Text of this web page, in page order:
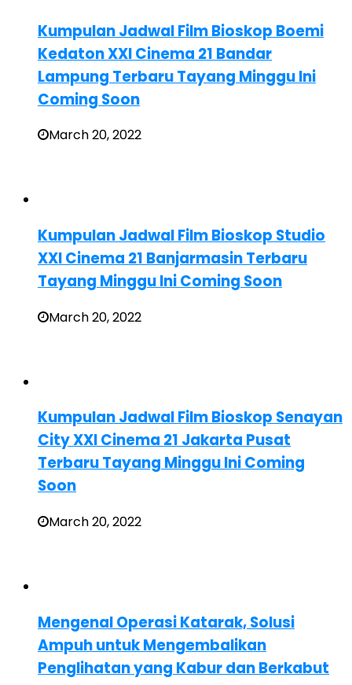
Kumpulan Jadwal Film Bioskop Boemi
Kedaton XXI Cinema 21 Bandar
Lampung Terbaru Tayang Minggu Ini
Coming Soon
March 20, 2022
Kumpulan Jadwal Film Bioskop Studio
XXI Cinema 21 Banjarmasin Terbaru
Tayang Minggu Ini Coming Soon
March 20, 2022
Kumpulan Jadwal Film Bioskop Senayan
City XXI Cinema 21 Jakarta Pusat
Terbaru Tayang Minggu Ini Coming
Soon
March 20, 2022
Mengenal Operasi Katarak, Solusi
Ampuh untuk Mengembalikan
Penglihatan yang Kabur dan Berkabut